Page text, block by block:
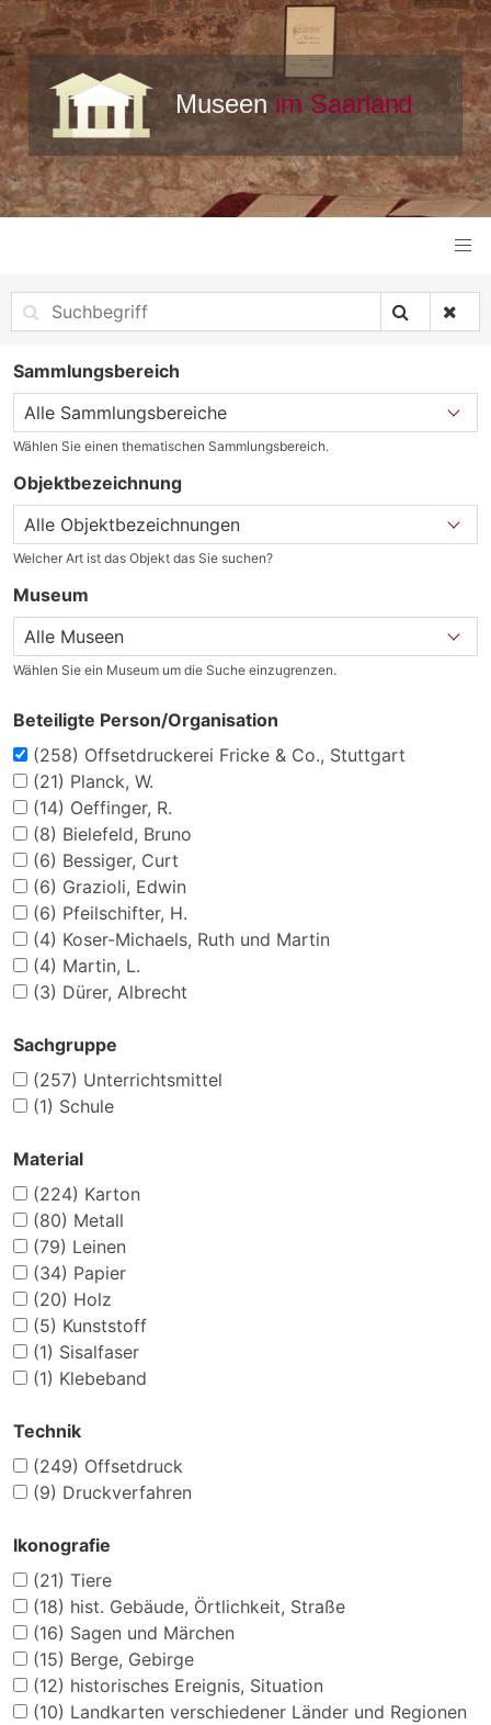
Sammlungsbereich
Wählen Sie einen thematischen Sammlungsbereich.
Objektbezeichnung
Welcher Art ist das Objekt das Sie suchen?
Museum
Wählen Sie ein Museum um die Suche einzugrenzen.
Beteiligte Person/Organisation
(258) Offsetdruckerei Fricke & Co., Stuttgart
(21) Planck, W.
(14) Oeffinger, R.
(8) Bielefeld, Bruno
(6) Bessiger, Curt
(6) Grazioli, Edwin
(6) Pfeilschifter, H.
(4) Koser-Michaels, Ruth und Martin
(4) Martin, L.
(3) Dürer, Albrecht
Sachgruppe
(257) Unterrichtsmittel
(1) Schule
Material
(224) Karton
(80) Metall
(79) Leinen
(34) Papier
(20) Holz
(5) Kunststoff
(1) Sisalfaser
(1) Klebeband
Technik
(249) Offsetdruck
(9) Druckverfahren
Ikonografie
(21) Tiere
(18) hist. Gebäude, Örtlichkeit, Straße
(16) Sagen und Märchen
(15) Berge, Gebirge
(12) historisches Ereignis, Situation
(10) Landkarten verschiedener Länder und Regionen